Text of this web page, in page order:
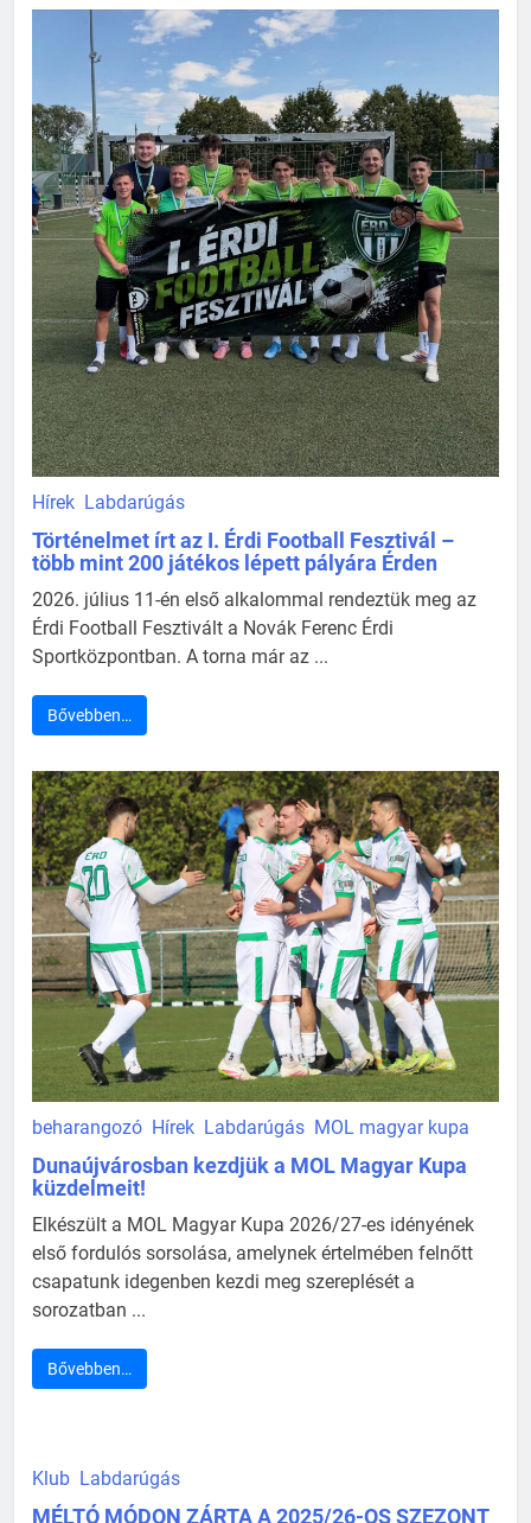
Hírek Labdarúgás
Történelmet írt az I. Érdi Football Fesztivál –
több mint 200 játékos lépett pályára Érden
2026. július 11-én első alkalommal rendeztük meg az
Érdi Football Fesztivált a Novák Ferenc Érdi
Sportközpontban. A torna már az ...
Bővebben…
beharangozó Hírek Labdarúgás MOL magyar kupa
Dunaújvárosban kezdjük a MOL Magyar Kupa
küzdelmeit!
Elkészült a MOL Magyar Kupa 2026/27-es idényének
első fordulós sorsolása, amelynek értelmében felnőtt
csapatunk idegenben kezdi meg szereplését a
sorozatban ...
Bővebben…
Klub Labdarúgás
MÉLTÓ MÓDON ZÁRTA A 2025/26-OS SZEZONT